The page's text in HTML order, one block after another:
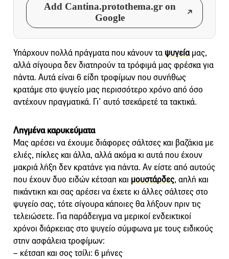
Add Cantina.protothema.gr on
Google
Υπάρχουν πολλά πράγματα που κάνουν τα ψυγείαμας,
αλλά σίγουρα δεν διατηρούν τα τρόφιμά μας φρέσκα για
πάντα. Αυτά είναι 6 είδη τροφίμων που συνήθως
κρατάμε στο ψυγείο μας περισσότερο χρόνο από όσο
αντέχουν πραγματικά. Γι’ αυτό τσεκάρετέ τα τακτικά.
Ληγμένα καρυκεύματα
Μας αρέσει να έχουμε διάφορες σάλτσες και βαζάκια με
ελιές, πίκλες και άλλα, αλλά ακόμα κι αυτά που έχουν
μακριά λήξη δεν κρατάνε για πάντα. Αν είστε από αυτούς
που έχουν δυο ειδών κέτσαπ και μουστάρδες, απλή και
πικάντικη και σας αρέσει να έχετε κι άλλες σάλτσες στο
ψυγείο σας, τότε σίγουρα κάποιες θα λήξουν πριν τις
τελειώσετε. Για παράδειγμα να μερικοί ενδεικτικοί
χρόνοι διάρκειας στο ψυγείο σύμφωνα με τους ειδικούς
στην ασφάλεια τροφίμων:
– κέτσαπ και σος τσίλι: 6 μήνες